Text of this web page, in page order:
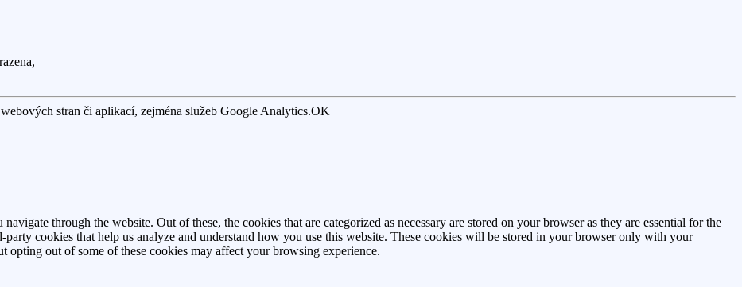
stran či aplikací, zejména služeb Google Analytics.OK
through the website. Out of these, the cookies that are categorized as necessary are stored on your browser as they are essential for the
cookies that help us analyze and understand how you use this website. These cookies will be stored in your browser only with your
opting out of some of these cookies may affect your browsing experience.